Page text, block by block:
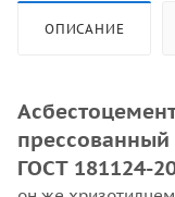
ОПИСАНИЕ
ГОСТ 181124-